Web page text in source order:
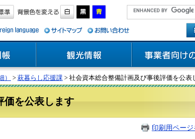
> 萩暮らし応援課 > 社会資本総合整備計画及び事後評価を公表
価を公表します
印刷用ペー